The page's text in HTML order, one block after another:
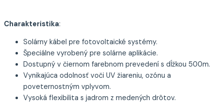
Charakteristika:
Solárny kábel pre fotovoltaické systémy.
Špeciálne vyrobený pre solárne aplikácie.
Dostupný v čiernom farebnom prevedení s dĺžkou 500m.
Vynikajúca odolnosť voči UV žiareniu, ozónu a
poveternostným vplyvom.
Vysoká flexibilita s jadrom z medených drôtov.